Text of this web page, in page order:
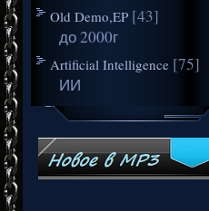
Old Demo,EP [43]
до 2000г
Artificial Intelligence [75]
ИИ